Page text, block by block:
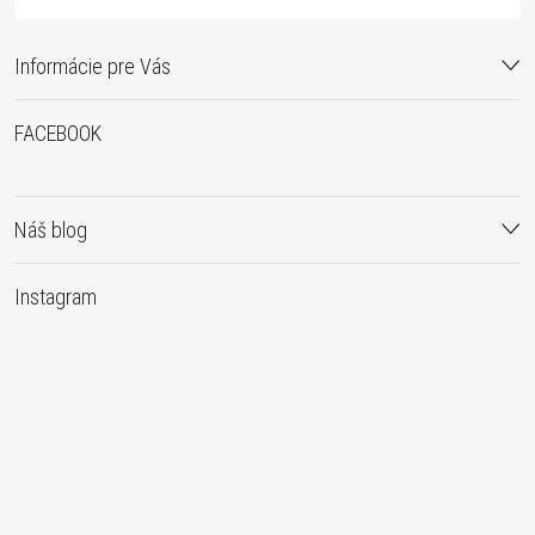
k
v
p
i
Informácie pre Vás
FACEBOOK
Náš blog
Instagram